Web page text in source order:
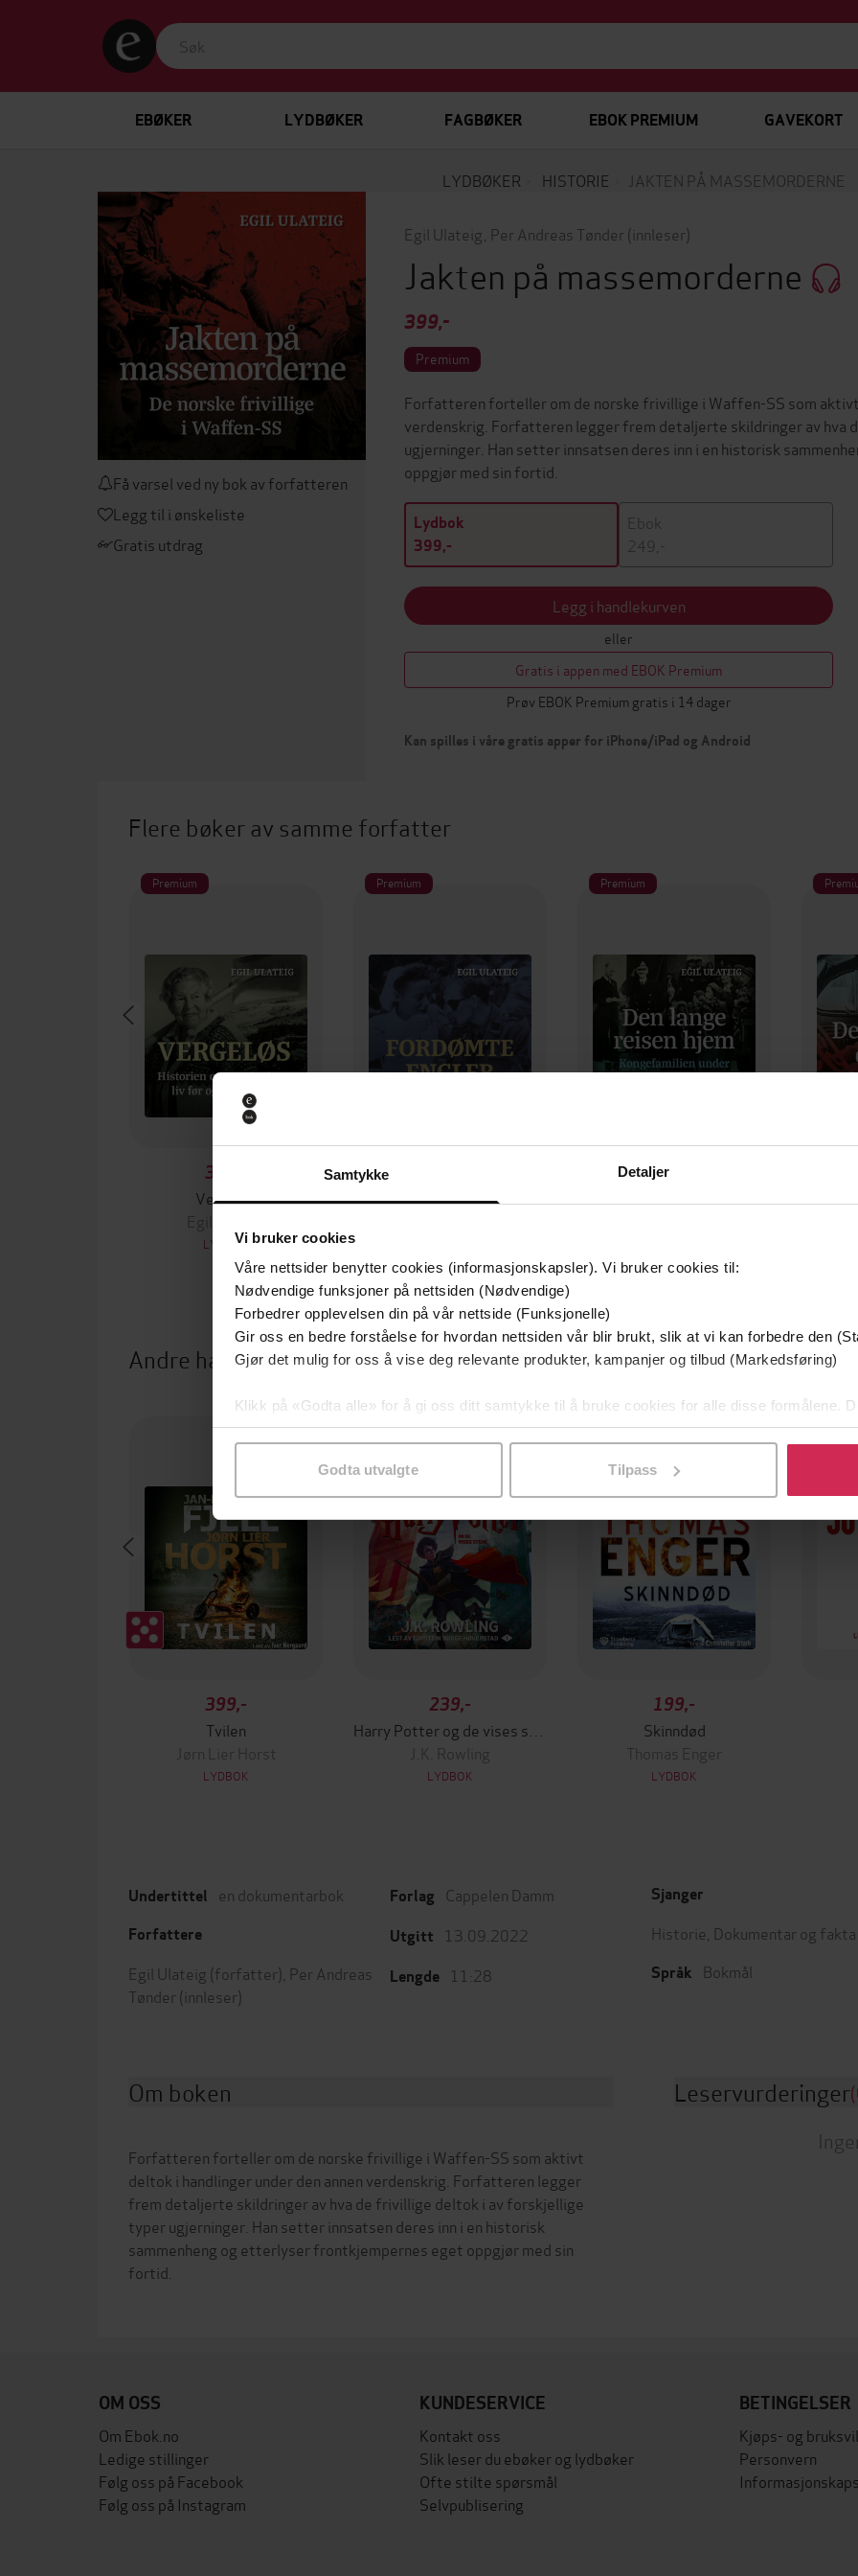
Samtykke Detaljer
Vi bruker cookies
Våre nettsider benytter cookies (informasjonskapsler). Vi bruker cookies til:
Nødvendige funksjoner på nettsiden (Nødvendige)
Forbedrer opplevelsen din på vår nettside (Funksjonelle)
Gir oss en bedre forståelse for hvordan nettsiden vår blir brukt, slik at vi kan forbedre den
Gjør det mulig for oss å vise deg relevante produkter, kampanjer og tilbud (Markedsføring)
Klikk på «Godta alle» for å gi oss ditt samtykke til å bruke cookies for alle disse formålene.
samtykke til spesifikke formål ved å klikke på «Tilpass». Du kan når som helst trekke
Godta utvalgte Tilpass
EBØKER LYDBØKER FAGBØKER EBOK PREMIUM GAVEKORT
LYDBØKER HISTORIE JAKTEN PÅ MASSEMORDERNE
Få varsel ved ny bok av forfatteren
Legg til i ønskeliste
Gratis utdrag
Egil Ulateig Per Andreas Tønder (innleser)
Jakten på massemorderne
399,-
Premium
Forfatteren forteller om de norske frivillige i Waffen-SS som aktivt
verdenskrig. Forfatteren legger frem detaljerte skildringer av
ugjerninger. Han setter innsatsen deres inn i en historisk
oppgjør med sin fortid.
Lydbok
399,-
Ebok
249,-
Legg i handlekurven
eller
Gratis i appen med EBOK Premium
Prøv EBOK Premium gratis i 14 dager
Kan spilles i våre gratis apper for iPhone/iPad og Android
Flere bøker av samme forfatter
Premium
399,-
Vergeløs
Egil Ulateig
LYDBOK
Premium
Fordømte engler
Premium
399,-
Andre har også kjøpt
399,-
Tvilen
Jørn Lier Horst
LYDBOK
239,-
J.K. Rowling
LYDBOK
Premium
199,-
Skinndød
Thomas Enger
LYDBOK
Boka
Undertittel en dokumentarbok
Forfattere
Egil Ulateig (forfatter), Per Andreas
Tønder (innleser)
Forlag Cappelen Damm
Utgitt 13.09.2022
Lengde 11:28
Sjanger
Historie Dokumentar og fakta
Språk Bokmål
Om boken
Forfatteren forteller om de norske frivillige i Waffen-SS som aktivt
deltok i handlinger under den annen verdenskrig. Forfatteren legger
frem detaljerte skildringer av hva de frivillige deltok i av forskjellige
typer ugjerninger. Han setter innsatsen deres inn i en historisk
sammenheng og etterlyser frontkjempernes eget oppgjør med sin
fortid.
Leservurderinger
OM OSS
Om Ebok.no
Ledige stillinger
Følg oss på Facebook
Følg oss på Instagram
KUNDESERVICE
Kontakt oss
Slik leser du ebøker og lydbøker
Ofte stilte spørsmål
Selvpublisering
BETINGELSER
Kjøps- og
Personvern